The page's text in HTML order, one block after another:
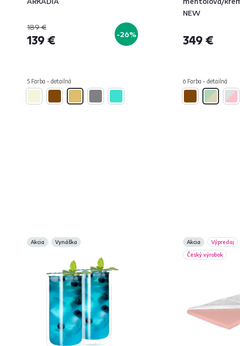
189 €
139 € -26%
5 Farba - detailná
NEW
349 €
6 Farba - detailná
Akcia Vynáška Akcia
Výpredaj
Český výrobok